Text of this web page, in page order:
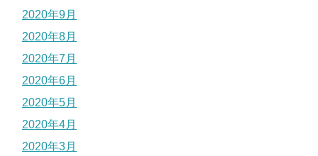
2020年9月
2020年8月
2020年7月
2020年6月
2020年5月
2020年4月
2020年3月